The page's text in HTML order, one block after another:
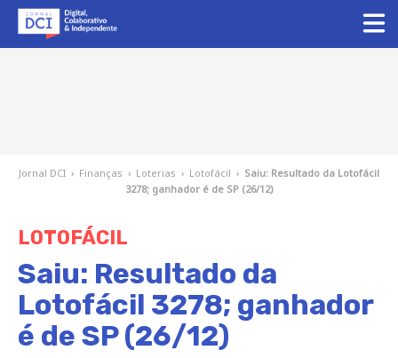
Jornal DCI › Finanças › Loterias › Lotofácil › Saiu: Resultado da Lotofácil
3278; ganhador é de SP (26/12)
LOTOFÁCIL
Saiu: Resultado da
Lotofácil 3278; ganhador
é de SP (26/12)